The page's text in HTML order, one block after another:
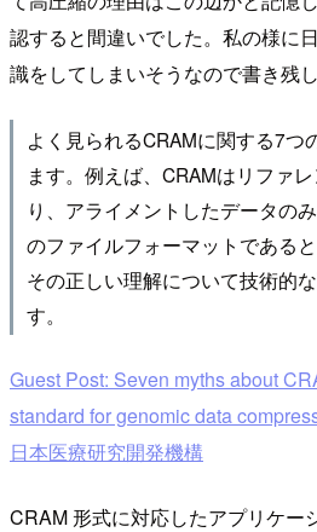
認すると間違いでした。私の様に
識をしてしまいそうなので書き残し
よく見られるCRAMに関する7つ
ます。例えば、CRAMはリファ
り、アライメントしたデータの
のファイルフォーマットである
その正しい理解について技術的
す。
Guest Post: Seven myths about
standard for genomic data
日本医療研究開発機構
CRAM 形式に対応したアプリケー